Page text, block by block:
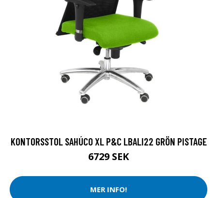
KONTORSSTOL SAHÚCO XL P&C LBALI22 GRÖN PISTAGE
6729 SEK
MER INFO!